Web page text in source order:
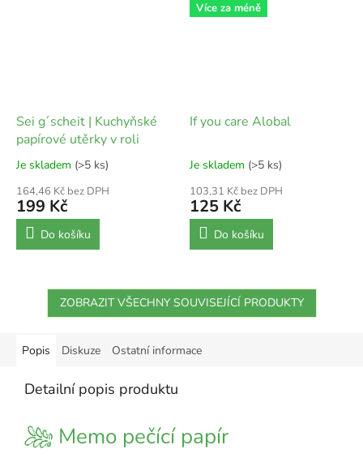
Sei g´scheit | Kuchyňské
papírové utěrky v roli
Je skladem (>5 ks)
164,46 Kč bez DPH
199 Kč
Do košíku
Více za méně
If you care Alobal
Je skladem (>5 ks)
103,31 Kč bez DPH
125 Kč
Do košíku
ZOBRAZIT VŠECHNY SOUVISEJÍCÍ PRODUKTY
Popis Diskuze Ostatní informace
Detailní popis produktu
Memo pečící papír